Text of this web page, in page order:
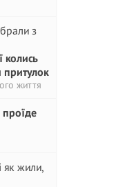
колись
притулок
життя
проїде